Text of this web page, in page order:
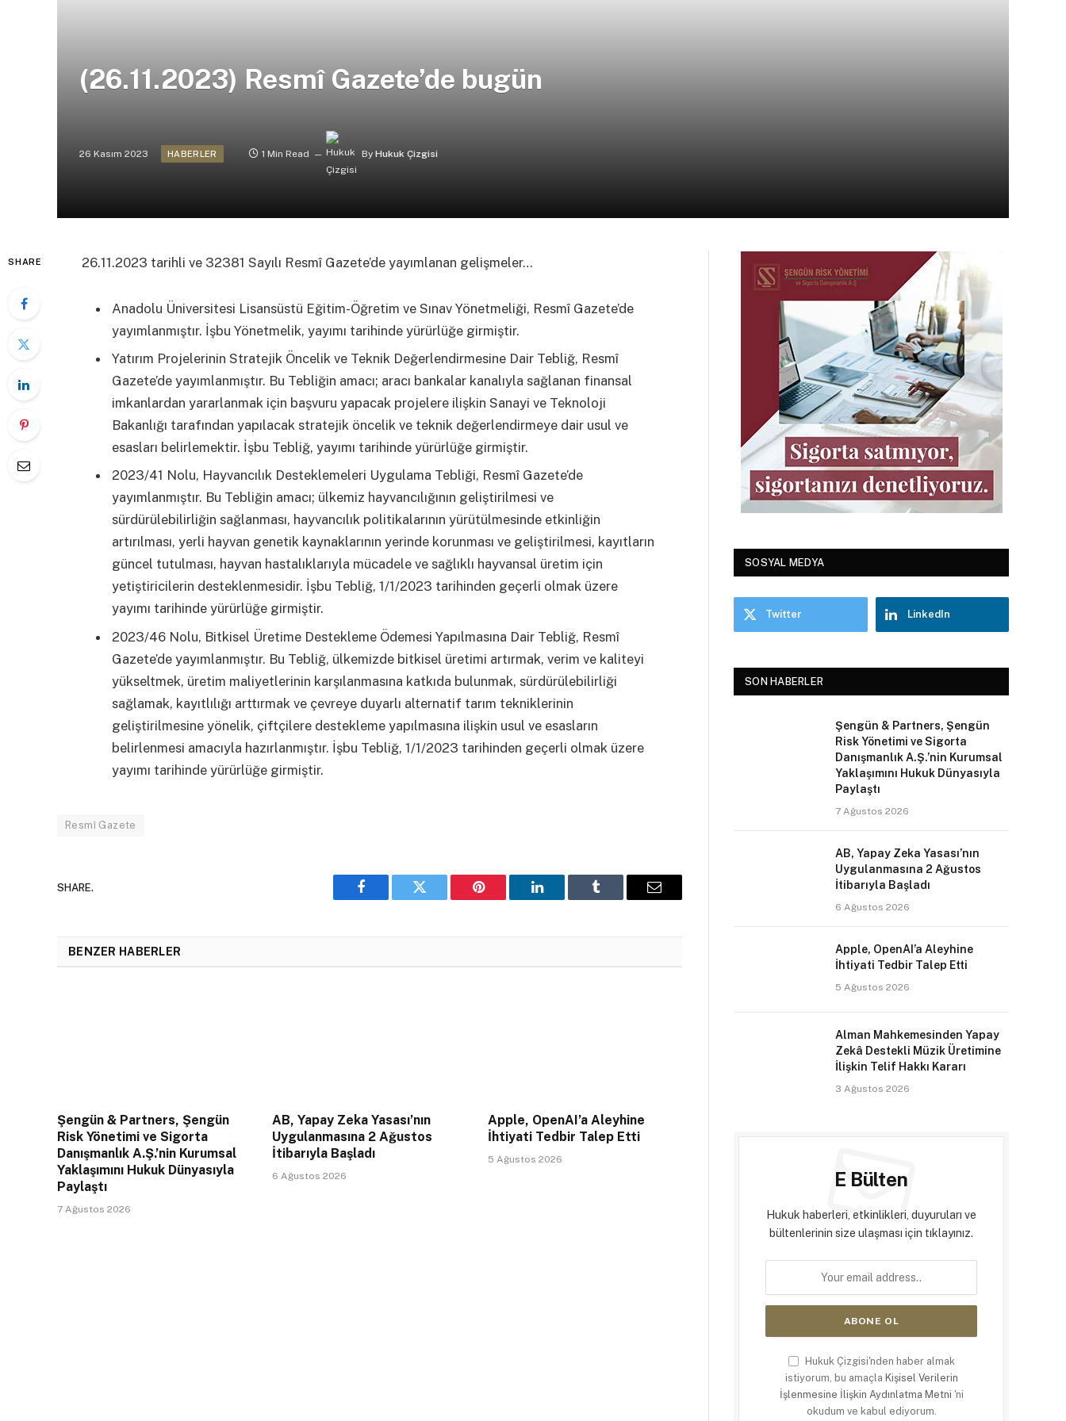
(26.11.2023) Resmî Gazete’de bugün
26 Kasım 2023 HABERLER 1 Min Read By Hukuk Çizgisi
SHARE 26.11.2023 tarihli ve 32381 Sayılı Resmî Gazete’de yayımlanan gelişmeler…
Anadolu Üniversitesi Lisansüstü Eğitim-Öğretim ve Sınav Yönetmeliği, Resmî Gazete’de
yayımlanmıştır. İşbu Yönetmelik, yayımı tarihinde yürürlüğe girmiştir.
Yatırım Projelerinin Stratejik Öncelik ve Teknik Değerlendirmesine Dair Tebliğ, Resmî
Gazete’de yayımlanmıştır. Bu Tebliğin amacı; aracı bankalar kanalıyla sağlanan finansal
imkanlardan yararlanmak için başvuru yapacak projelere ilişkin Sanayi ve Teknoloji
Bakanlığı tarafından yapılacak stratejik öncelik ve teknik değerlendirmeye dair usul ve
esasları belirlemektir. İşbu Tebliğ, yayımı tarihinde yürürlüğe girmiştir.
2023/41 Nolu, Hayvancılık Desteklemeleri Uygulama Tebliği, Resmî Gazete’de
yayımlanmıştır. Bu Tebliğin amacı; ülkemiz hayvancılığının geliştirilmesi ve
sürdürülebilirliğin sağlanması, hayvancılık politikalarının yürütülmesinde etkinliğin
artırılması, yerli hayvan genetik kaynaklarının yerinde korunması ve geliştirilmesi, kayıtların
güncel tutulması, hayvan hastalıklarıyla mücadele ve sağlıklı hayvansal üretim için
yetiştiricilerin desteklenmesidir. İşbu Tebliğ, 1/1/2023 tarihinden geçerli olmak üzere
yayımı tarihinde yürürlüğe girmiştir.
2023/46 Nolu, Bitkisel Üretime Destekleme Ödemesi Yapılmasına Dair Tebliğ, Resmî
Gazete’de yayımlanmıştır. Bu Tebliğ, ülkemizde bitkisel üretimi artırmak, verim ve kaliteyi
yükseltmek, üretim maliyetlerinin karşılanmasına katkıda bulunmak, sürdürülebilirliği
sağlamak, kayıtlılığı arttırmak ve çevreye duyarlı alternatif tarım tekniklerinin
geliştirilmesine yönelik, çiftçilere destekleme yapılmasına ilişkin usul ve esasların
belirlenmesi amacıyla hazırlanmıştır. İşbu Tebliğ, 1/1/2023 tarihinden geçerli olmak üzere
yayımı tarihinde yürürlüğe girmiştir.
Resmî Gazete
SHARE.
Facebook Twitter Pinterest LinkedIn Tumblr Email
BENZER HABERLER
Şengün & Partners, Şengün
Risk Yönetimi ve Sigorta
Danışmanlık A.Ş.’nin Kurumsal
Yaklaşımını Hukuk Dünyasıyla
Paylaştı
7 Ağustos 2026
AB, Yapay Zeka Yasası’nın
Uygulanmasına 2 Ağustos
İtibarıyla Başladı
6 Ağustos 2026
Apple, OpenAI’a Aleyhine
İhtiyati Tedbir Talep Etti
5 Ağustos 2026
SOSYAL MEDYA
Twitter LinkedIn
SON HABERLER
Şengün & Partners, Şengün
Risk Yönetimi ve Sigorta
Danışmanlık A.Ş.’nin Kurumsal
Yaklaşımını Hukuk Dünyasıyla
Paylaştı
7 Ağustos 2026
AB, Yapay Zeka Yasası’nın
Uygulanmasına 2 Ağustos
İtibarıyla Başladı
6 Ağustos 2026
Apple, OpenAI’a Aleyhine
İhtiyati Tedbir Talep Etti
5 Ağustos 2026
Alman Mahkemesinden Yapay
Zekâ Destekli Müzik Üretimine
İlişkin Telif Hakkı Kararı
3 Ağustos 2026
E Bülten
Hukuk haberleri, etkinlikleri, duyuruları ve
bültenlerinin size ulaşması için tıklayınız.
Hukuk Çizgisi'nden haber almak
istiyorum, bu amaçla Kişisel Verilerin
İşlenmesine İlişkin Aydınlatma Metni 'ni
okudum ve kabul ediyorum.